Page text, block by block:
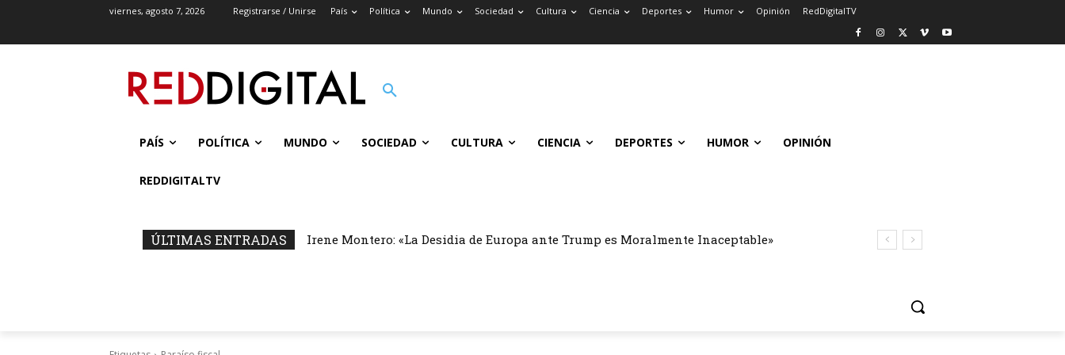
viernes, agosto 7, 2026 Registrarse / Unirse País Política Mundo Sociedad Cultura Ciencia Deportes Humor Opinión RedDigitalTV
PAÍS POLÍTICA MUNDO SOCIEDAD CULTURA CIENCIA DEPORTES HUMOR OPINIÓN
REDDIGITALTV
ÚLTIMAS ENTRADAS Irene Montero: «La Desidia de Europa ante Trump es Moralmente Inaceptable»